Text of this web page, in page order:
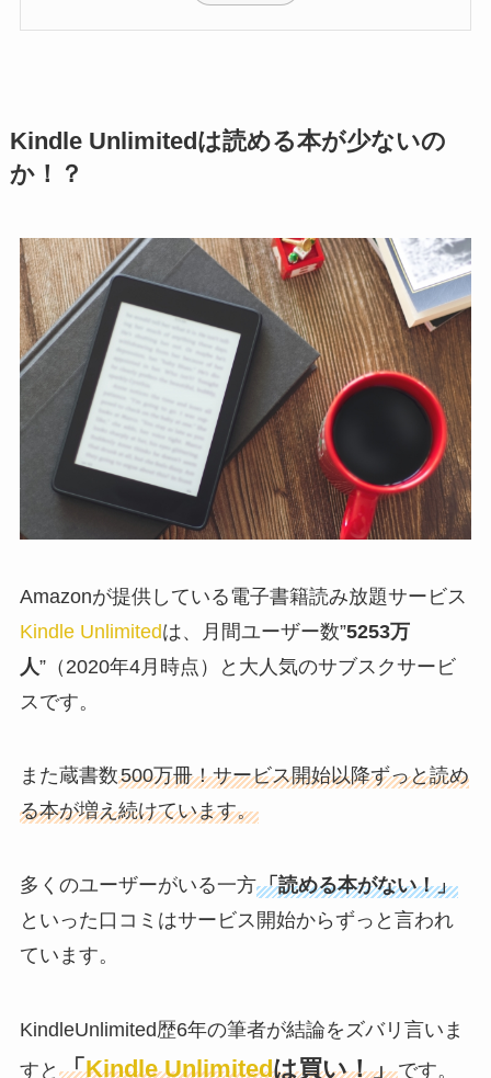
Kindle Unlimited は読める本が少ないの
か！？
Amazonが提供している電子書籍読み放題サービス
Kindle Unlimitedは、月間ユーザー数”5253万
人”（2020年4月時点）と大人気のサブスクサービ
スです。
また蔵書数500万冊！サービス開始以降ずっと読め
る本が増え続けています。
多くのユーザーがいる一方「読める本がない！」
といった口コミはサービス開始からずっと言われ
ています。
KindleUnlimited歴6年の筆者が結論をズバリ言いま
すと 「Kindle Unlimitedは買い！」です。